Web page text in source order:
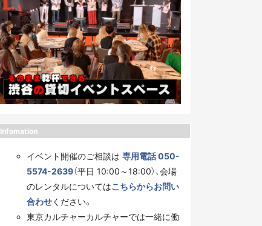
Infomation
イベント開催のご相談は 専用電話 050-
5574-2639（平日 10:00～18:00）、会場
のレンタルについてはこちらからお問い
合わせください。
東京カルチャーカルチャーでは一緒に働